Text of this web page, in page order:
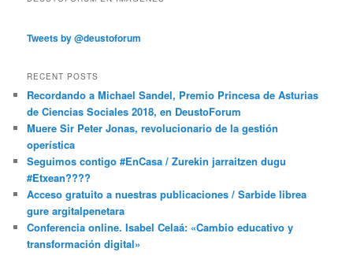
Tweets by @deustoforum
RECENT POSTS
Recordando a Michael Sandel, Premio Princesa de Asturias
de Ciencias Sociales 2018, en DeustoForum
Muere Sir Peter Jonas, revolucionario de la gestión
operística
Seguimos contigo #EnCasa / Zurekin jarraitzen dugu
#Etxean????
Acceso gratuito a nuestras publicaciones / Sarbide librea
gure argitalpenetara
Conferencia online. Isabel Celaá: «Cambio educativo y
transformación digital»